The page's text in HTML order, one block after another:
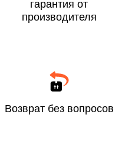
гарантия от
производителя
Возврат без вопросов